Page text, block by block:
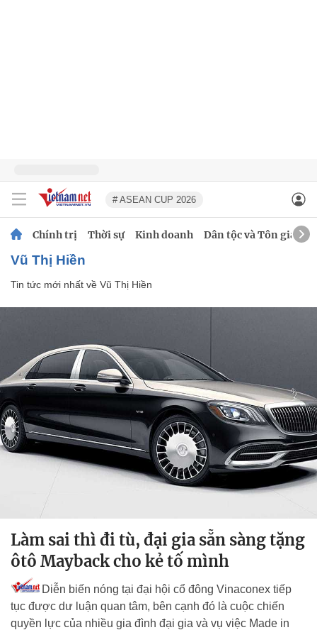
# ASEAN CUP 2026
Chính trị Thời sự Kinh doanh Dân tộc và Tôn giáo
Vũ Thị Hiền
Tin tức mới nhất về Vũ Thị Hiền
Làm sai thì đi tù, đại gia sẵn sàng tặng
ôtô Mayback cho kẻ tố mình
Diễn biến nóng tại đại hội cổ đông Vinaconex tiếp
tục được dư luận quan tâm, bên cạnh đó là cuộc chiến
quyền lực của nhiều gia đình đại gia và vụ việc Made in